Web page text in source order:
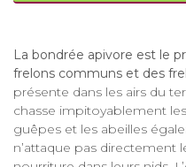
La bondrée apivore est le
frelons communs et des
présente dans les airs du
chasse impitoyablement
guêpes et les abeilles
n’attaque pas directement